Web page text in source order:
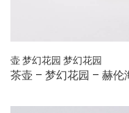
壶梦幻花园 梦幻花园
茶壶 – 梦幻花园 – 赫伦